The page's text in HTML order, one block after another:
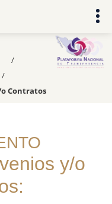
Contratos
y/o